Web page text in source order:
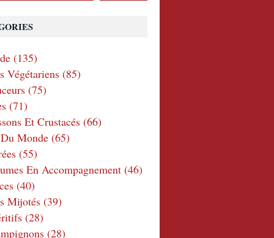
(135)
Végétariens (85)
(75)
(71)
Et Crustacés (66)
Monde (65)
(55)
En Accompagnement (46)
(40)
Mijotés (39)
(28)
(28)